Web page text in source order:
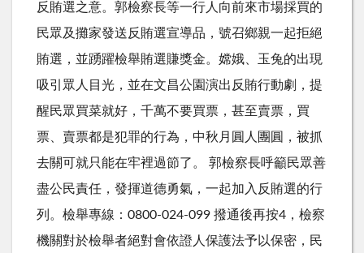
反賄選之意。郭檢察長等一行人向前來市場採買的
民眾及攤家發送反賄選宣導品，號召鄉親一起拒絕
賄選，並踴躍檢舉賄選賺獎金。嫦娥、玉兔的出現
吸引眾人目光，並在文昌公園演出反賄行動劇，提
醒民眾買菜就好，千萬不要買票，甚至賣票，買
票、賣票都是犯罪的行為，中秋月圓人團圓，被抓
去關可就只能在牢裡過節了。 郭檢察長呼籲民眾善
盡公民責任，發揮道德勇氣，一起加入反賄選的行
列。檢舉專線：0800-024-099 撥通後再按4，檢察
機關對於檢舉者絕對會依證人保護法予以保密，民